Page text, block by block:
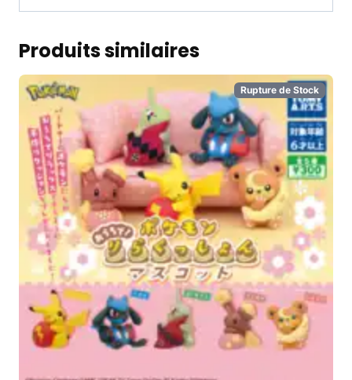
Produits similaires
Rupture de Stock